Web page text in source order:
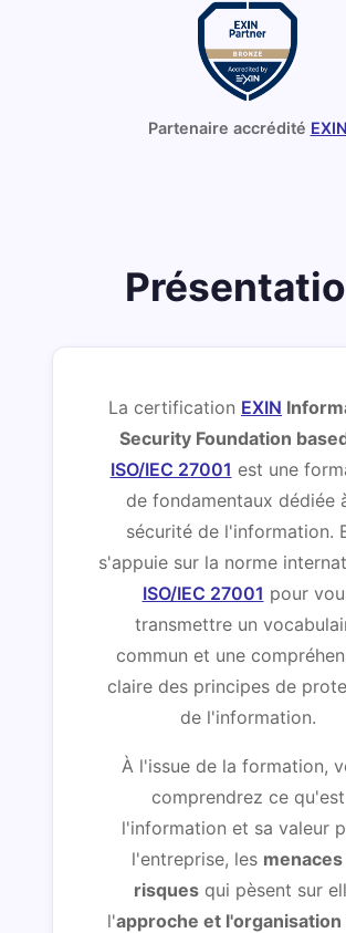
Partenaire accrédité EXIN
La certification EXIN
Security Foundation
ISO/IEC 27001 est une
de fondamentaux dédiée
sécurité de l'information.
s'appuie sur la norme
ISO/IEC 27001 pour
transmettre un
commun et une
claire des principes de
de l'information.
À l'issue de la formation,
comprendrez ce qu'est
l'information et sa valeur
l'entreprise, les
risques qui pèsent sur
l'approche et l'organisation